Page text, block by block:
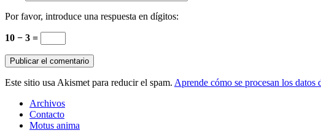
Por favor, introduce una respuesta en dígitos:
10 − 3 =
Este sitio usa Akismet para reducir el spam. Aprende cómo se procesan los datos
Archivos
Contacto
Motus anima